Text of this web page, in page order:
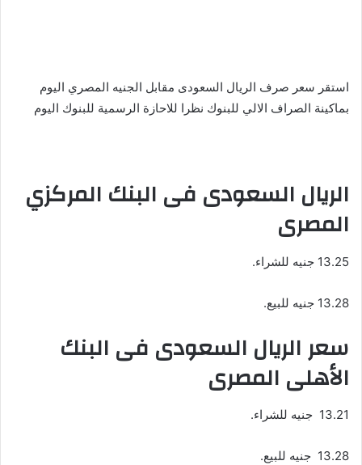
استقر سعر صرف الريال السعودى مقابل الجنيه المصري اليوم
بماكينة الصراف الالي للبنوك نظرا للاحازة الرسمية للبنوك اليوم
الريال السعودى فى البنك المركزي
المصرى
13.25 جنيه للشراء.
13.28 جنيه للبيع.
سعر الريال السعودى فى البنك
الأهلى المصرى
13.21 جنيه للشراء.
13.28 جنيه للبيع.